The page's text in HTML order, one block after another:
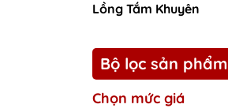
Lồng Tắm Khuyên
Bộ lọc sản phẩm
Chọn mức giá